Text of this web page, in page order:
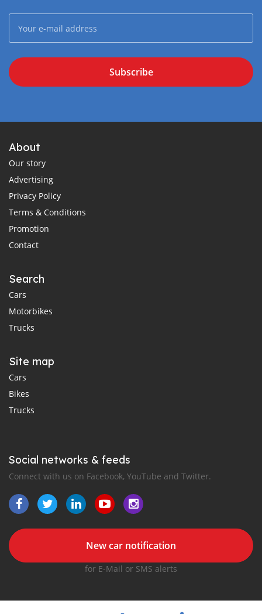
Subscribe
About
Our story
Advertising
Privacy Policy
Terms & Conditions
Promotion
Contact
Search
Cars
Motorbikes
Trucks
Site map
Cars
Bikes
Trucks
Social networks & feeds
Connect with us on Facebook, YouTube and Twitter.
New car notification
for E-Mail or SMS alerts